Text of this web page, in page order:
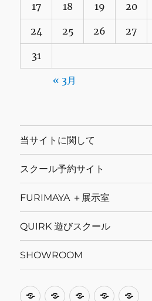
17 18 19 20
24 25 26 27
31
« 3月
当サイトに関して
スクール予約サイト
FURIMAYA ＋展示室
QUIRK 遊びスクール
SHOWROOM
当
ス
FURIMAYA
QUIRK